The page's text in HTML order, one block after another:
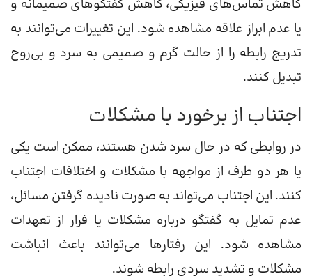
کاهش تماس‌های فیزیکی، کاهش گفتگوهای صمیمانه و
یا عدم ابراز علاقه مشاهده شود. این تغییرات می‌توانند به
تدریج رابطه را از حالت گرم و صمیمی به سرد و بی‌روح
تبدیل کنند.
اجتناب از برخورد با مشکلات
در روابطی که در حال سرد شدن هستند، ممکن است یکی
یا هر دو طرف از مواجهه با مشکلات و اختلافات اجتناب
کنند. این اجتناب می‌تواند به صورت نادیده گرفتن مسائل،
عدم تمایل به گفتگو درباره مشکلات یا فرار از تعهدات
مشاهده شود. این رفتارها می‌توانند باعث انباشت
مشکلات و تشدید سردی رابطه شوند.